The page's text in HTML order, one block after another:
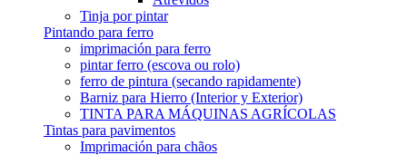
Tinja por pintar
Pintando para ferro
imprimación para ferro
pintar ferro (escova ou rolo)
ferro de pintura (secando rapidamente)
Barniz para Hierro (Interior y Exterior)
TINTA PARA MÁQUINAS AGRÍCOLAS
Tintas para pavimentos
Imprimación para chãos